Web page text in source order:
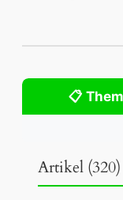
Artikel (320)